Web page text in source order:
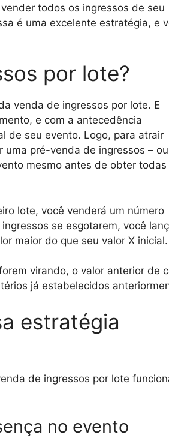
todos os ingressos de seu
é uma excelente estratégia, e
por lote?
venda de ingressos por lote. E
e com a antecedência
de seu evento. Logo, para atrair
uma pré-venda de ingressos – ou
mesmo antes de obter todas
lote, você venderá um número
se esgotarem, você
maior do que seu valor X inicial.
virando, o valor anterior de
já estabelecidos
estratégia
de ingressos por lote
no evento